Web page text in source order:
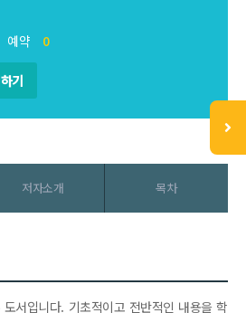
예약 0
기
저자소개 목차
서입니다. 기초적이고 전반적인 내용을 학